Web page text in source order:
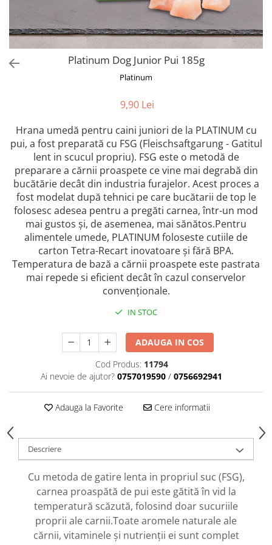
Prestige
Batoane branza Yak
Castroane si Dozatoare
Culcusuri
Custi si Genti de Transport
Diete veterinare
Hainute
Inghetata
Lemne si coarne de cerb sau
caprior
Produse Igiena si Ingrijire
Saltele cu efect de racire
Platinum Dog Junior Pui 185g
Platinum
9,90 Lei
Hrana umedă pentru caini juniori de la PLATINUM cu
pui, a fost preparată cu FSG (Fleischsaftgarung - Gatitul
lent in scucul propriu). FSG este o metodă de
preparare a cărnii proaspete ce vine mai degrabă din
bucătărie decât din industria furajelor. Acest proces a
fost modelat după tehnici pe care bucătarii de top le
folosesc adesea pentru a pregăti carnea, într-un mod
mai gustos și, de asemenea, mai sănătos.Pentru
alimentele umede, PLATINUM foloseste cutiile de
carton Tetra-Recart inovatoare și fără BPA.
Temperatura de bază a cărnii proaspete este pastrata
mai repede si eficient decât în ​​cazul conservelor
convenționale.
IN STOC
ADAUGA IN COS
Cod Produs: 11794
Ai nevoie de ajutor? 0757019590 / 0756692941
Adauga la Favorite Cere informatii
Descriere
Cu metoda de gatire lenta in propriul suc (FSG),
carnea proaspătă de pui este gătită în vid la
temperatură scăzută, folosind doar sucuriile
proprii ale carnii.Toate aromele naturale ale
cărnii, vitaminele și nutrienții ei sunt complet